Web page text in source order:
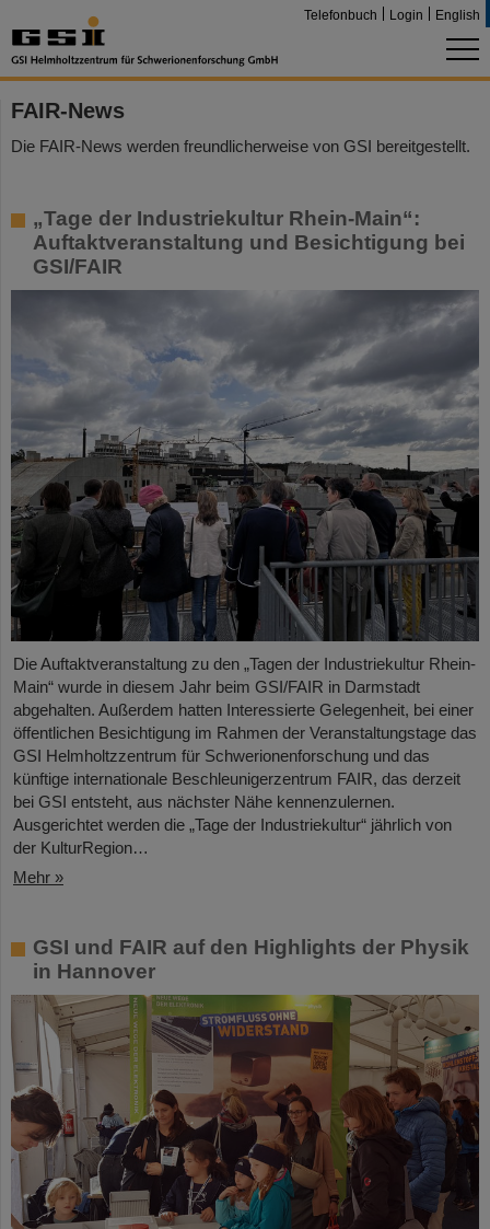
Telefonbuch Login English
FAIR-News
Die FAIR-News werden freundlicherweise von GSI bereitgestellt.
„Tage der Industriekultur Rhein-Main“:
Auftaktveranstaltung und Besichtigung bei
GSI/FAIR
Die Auftaktveranstaltung zu den „Tagen der Industriekultur Rhein-
Main“ wurde in diesem Jahr beim GSI/FAIR in Darmstadt
abgehalten. Außerdem hatten Interessierte Gelegenheit, bei einer
öffentlichen Besichtigung im Rahmen der Veranstaltungstage das
GSI Helmholtzzentrum für Schwerionenforschung und das
künftige internationale Beschleunigerzentrum FAIR, das derzeit
bei GSI entsteht, aus nächster Nähe kennenzulernen.
Ausgerichtet werden die „Tage der Industriekultur“ jährlich von
der KulturRegion…
Mehr »
GSI und FAIR auf den Highlights der Physik
in Hannover